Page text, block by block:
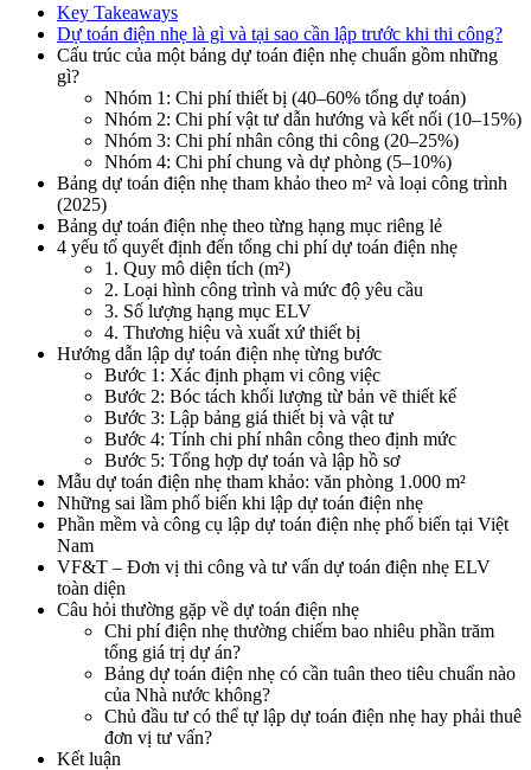
Key Takeaways
Dự toán điện nhẹ là gì và tại sao cần lập trước khi thi công?
Cấu trúc của một bảng dự toán điện nhẹ chuẩn gồm những
gì?
Nhóm 1: Chi phí thiết bị (40–60% tổng dự toán)
Nhóm 2: Chi phí vật tư dẫn hướng và kết nối (10–15%)
Nhóm 3: Chi phí nhân công thi công (20–25%)
Nhóm 4: Chi phí chung và dự phòng (5–10%)
Bảng dự toán điện nhẹ tham khảo theo m² và loại công trình
(2025)
Bảng dự toán điện nhẹ theo từng hạng mục riêng lẻ
4 yếu tố quyết định đến tổng chi phí dự toán điện nhẹ
1. Quy mô diện tích (m²)
2. Loại hình công trình và mức độ yêu cầu
3. Số lượng hạng mục ELV
4. Thương hiệu và xuất xứ thiết bị
Hướng dẫn lập dự toán điện nhẹ từng bước
Bước 1: Xác định phạm vi công việc
Bước 2: Bóc tách khối lượng từ bản vẽ thiết kế
Bước 3: Lập bảng giá thiết bị và vật tư
Bước 4: Tính chi phí nhân công theo định mức
Bước 5: Tổng hợp dự toán và lập hồ sơ
Mẫu dự toán điện nhẹ tham khảo: văn phòng 1.000 m²
Những sai lầm phổ biến khi lập dự toán điện nhẹ
Phần mềm và công cụ lập dự toán điện nhẹ phổ biến tại Việt
Nam
VF&T – Đơn vị thi công và tư vấn dự toán điện nhẹ ELV
toàn diện
Câu hỏi thường gặp về dự toán điện nhẹ
Chi phí điện nhẹ thường chiếm bao nhiêu phần trăm
tổng giá trị dự án?
Bảng dự toán điện nhẹ có cần tuân theo tiêu chuẩn nào
của Nhà nước không?
Chủ đầu tư có thể tự lập dự toán điện nhẹ hay phải thuê
đơn vị tư vấn?
Kết luận